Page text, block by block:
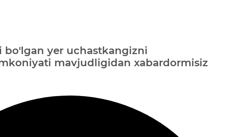
bo'lgan yer uchastkangizni
mavjudligidan xabardormisiz